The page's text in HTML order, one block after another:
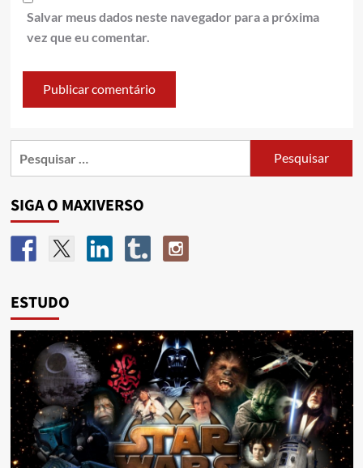
Salvar meus dados neste navegador para a próxima
vez que eu comentar.
SIGA O MAXIVERSO
ESTUDO